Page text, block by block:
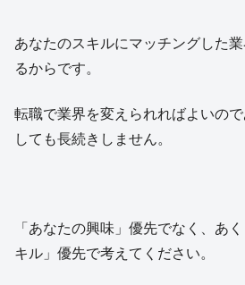
あなたのスキルにマッチングした
るからです。
転職で業界を変えられればよいの
しても長続きしません。
「あなたの興味」優先でなく、あ
キル」優先で考えてください。